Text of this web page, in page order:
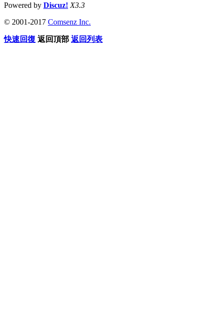
Powered by Discuz! X3.3
© 2001-2017 Comsenz Inc.
快速回復 返回頂部 返回列表